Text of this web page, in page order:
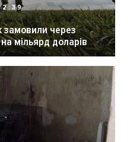
замовили через
мільярд доларів